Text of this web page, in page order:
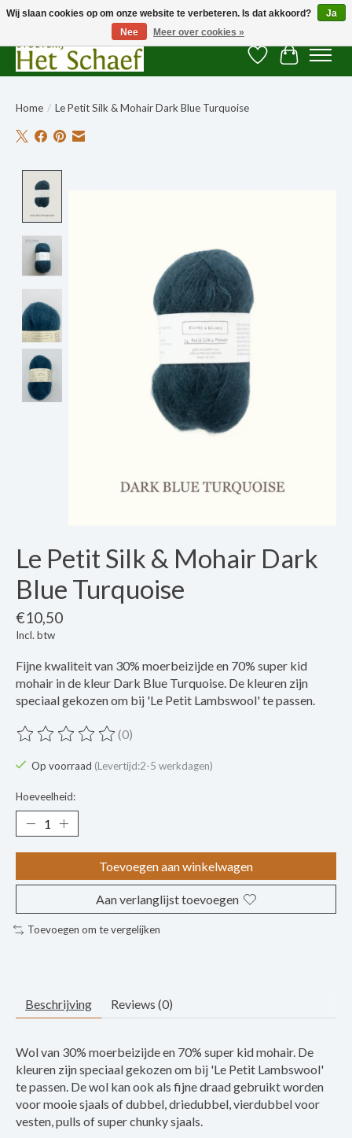
Verlanglijst
Home / Le Petit Silk & Mohair Dark Blue Turquoise
Le Petit Silk & Mohair Dark
Blue Turquoise
€10,50
Incl. btw
Fijne kwaliteit van 30% moerbeizijde en 70% super kid
mohair in de kleur Dark Blue Turquoise. De kleuren zijn
speciaal gekozen om bij 'Le Petit Lambswool' te passen.
De beoordeling van dit product is
(0)
Op voorraad (Levertijd:2-5 werkdagen)
Hoeveelheid:
Toevoegen aan winkelwagen
Aan verlanglijst toevoegen
Toevoegen om te vergelijken
Beschrijving Reviews (0)
Wol van 30% moerbeizijde en 70% super kid mohair. De
kleuren zijn speciaal gekozen om bij 'Le Petit Lambswool'
te passen. De wol kan ook als fijne draad gebruikt worden
voor mooie sjaals of dubbel, driedubbel, vierdubbel voor
vesten, pulls of super chunky sjaals.
Wij slaan cookies op om onze website te verbeteren. Is dat akkoord?
Ja
Nee
Meer over cookies »